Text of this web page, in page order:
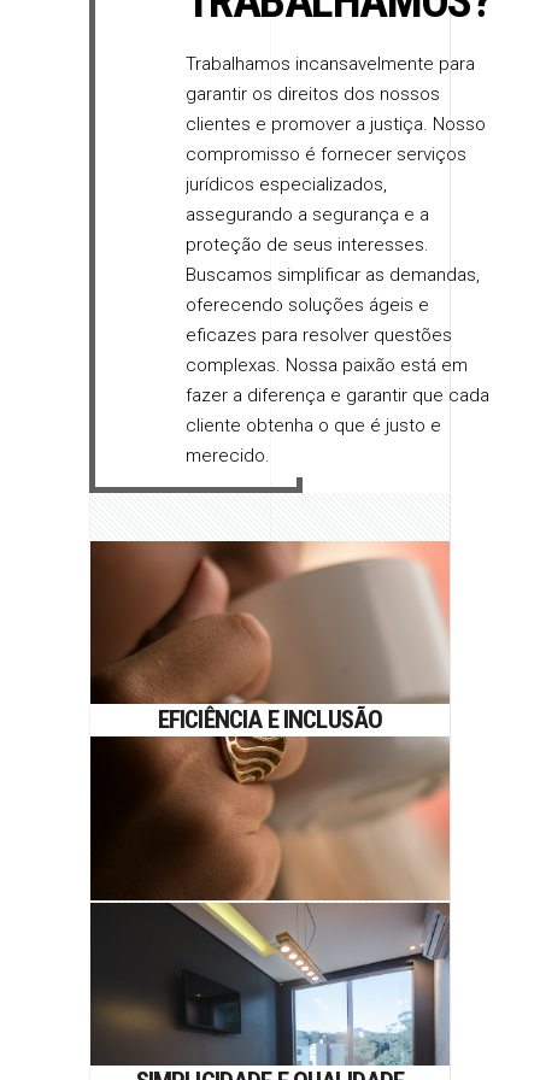
Trabalhamos incansavelmente para
garantir os direitos dos nossos
clientes e promover a justiça. Nosso
compromisso é fornecer serviços
jurídicos especializados,
assegurando a segurança e a
proteção de seus interesses.
Buscamos simplificar as demandas,
oferecendo soluções ágeis e
eficazes para resolver questões
complexas. Nossa paixão está em
fazer a diferença e garantir que cada
cliente obtenha o que é justo e
merecido.
EFICIÊNCIA E INCLUSÃO
EFICIÊNCIA E INCLUSÃO